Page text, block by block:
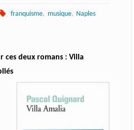
franquisme, musique, Naples
ces deux romans : Villa